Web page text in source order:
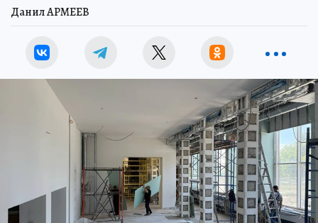
Данил АРМЕЕВ